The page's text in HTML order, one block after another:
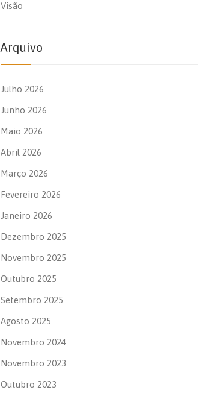
Visão
Arquivo
Julho 2026
Junho 2026
Maio 2026
Abril 2026
Março 2026
Fevereiro 2026
Janeiro 2026
Dezembro 2025
Novembro 2025
Outubro 2025
Setembro 2025
Agosto 2025
Novembro 2024
Novembro 2023
Outubro 2023